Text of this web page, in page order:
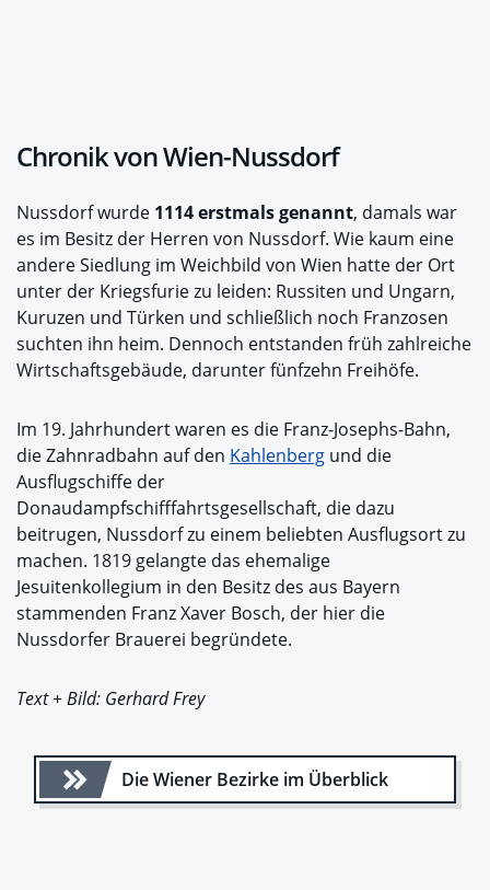
Chronik von Wien-Nussdorf
Nussdorf wurde 1114 erstmals genannt, damals war
es im Besitz der Herren von Nussdorf. Wie kaum eine
andere Siedlung im Weichbild von Wien hatte der Ort
unter der Kriegsfurie zu leiden: Russiten und Ungarn,
Kuruzen und Türken und schließlich noch Franzosen
suchten ihn heim. Dennoch entstanden früh zahlreiche
Wirtschaftsgebäude, darunter fünfzehn Freihöfe.
Im 19. Jahrhundert waren es die Franz-Josephs-Bahn,
die Zahnradbahn auf den Kahlenberg und die
Ausflugschiffe der
Donaudampfschifffahrtsgesellschaft, die dazu
beitrugen, Nussdorf zu einem beliebten Ausflugsort zu
machen. 1819 gelangte das ehemalige
Jesuitenkollegium in den Besitz des aus Bayern
stammenden Franz Xaver Bosch, der hier die
Nussdorfer Brauerei begründete.
Text + Bild: Gerhard Frey
Die Wiener Bezirke im Überblick